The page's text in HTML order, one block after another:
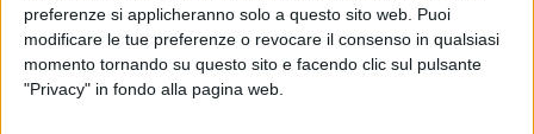
preferenze si applicheranno solo a questo sito web. Puoi
modificare le tue preferenze o revocare il consenso in qualsiasi
momento tornando su questo sito e facendo clic sul pulsante
"Privacy" in fondo alla pagina web.